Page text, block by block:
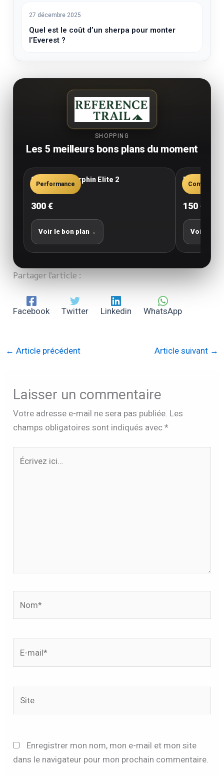
27 décembre 2025
Quel est le coût d’un sherpa pour monter
l’Everest ?
SHOPPING
Les 5 meilleurs bons plans du moment
Performance
Saucony Endorphin Elite 2
300 €
Voir le bon plan→
Confort
New
150 €
Voir le
Partager l'article :
Facebook Twitter Linkedin WhatsApp
← Article précédent Article suivant →
Laisser un commentaire
Votre adresse e-mail ne sera pas publiée. Les
champs obligatoires sont indiqués avec*
Enregistrer mon nom, mon e-mail et mon site
dans le navigateur pour mon prochain commentaire.